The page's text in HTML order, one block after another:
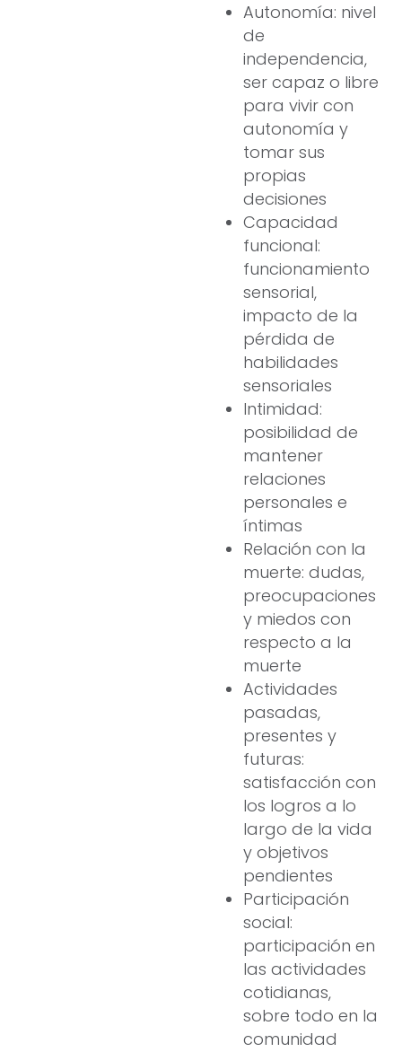
Autonomía: nivel
de
independencia,
ser capaz o libre
para vivir con
autonomía y
tomar sus
propias
decisiones
Capacidad
funcional:
funcionamiento
sensorial,
impacto de la
pérdida de
habilidades
sensoriales
Intimidad:
posibilidad de
mantener
relaciones
personales e
íntimas
Relación con la
muerte: dudas,
preocupaciones
y miedos con
respecto a la
muerte
Actividades
pasadas,
presentes y
futuras:
satisfacción con
los logros a lo
largo de la vida
y objetivos
pendientes
Participación
social:
participación en
las actividades
cotidianas,
sobre todo en la
comunidad